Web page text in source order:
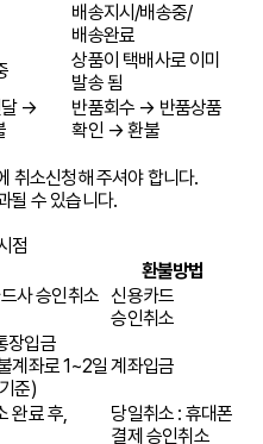
배송지시/배송중/
배송완료
상품이 택배사로 이미
발송 됨
달 →
반품회수 → 반품상품
확인 → 환불
취소신청해 주셔야 합니다.
될 수 있습니다.
점
환불방법
사 승인취소 신용카드
승인취소
장입금
계좌로 1~2일
준)
계좌입금
완료 후,
당일취소 : 휴대폰
결제 승인취소